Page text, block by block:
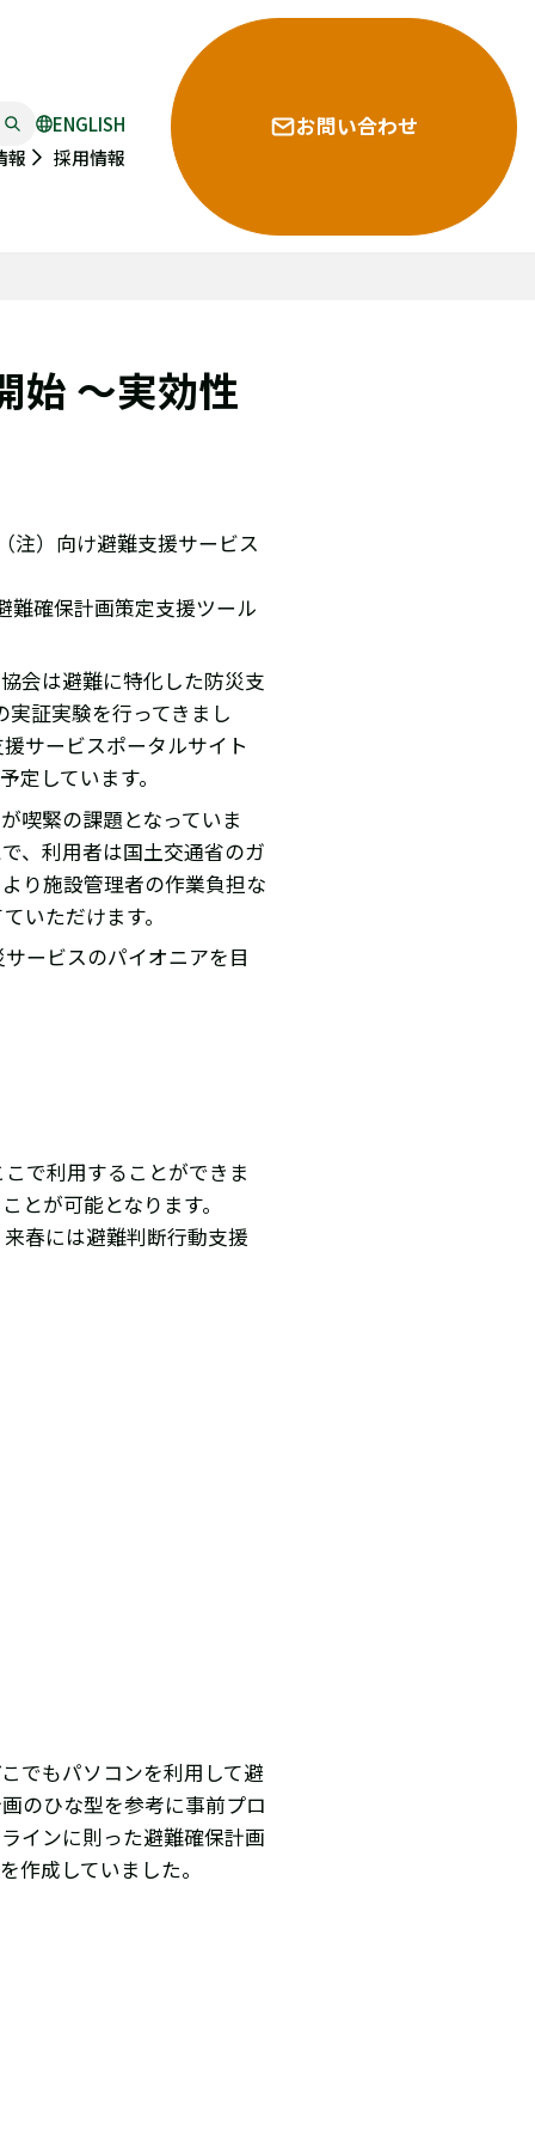
ENGLISH
報
採用情報
お問い合わせ
始 ～実効性
注）向け避難支援サービス
難確保計画策定支援ツール
会は避難に特化した防災支
証実験を行ってきまし
サービスポータルサイト
しています。
喫緊の課題となっていま
、利用者は国土交通省のガ
り施設管理者の作業負担な
いただけます。
ービスのパイオニアを目
で利用することができま
が可能となります。
春には避難判断行動支援
でもパソコンを利用して避
のひな型を参考に事前プロ
インに則った避難確保計画
成していました。